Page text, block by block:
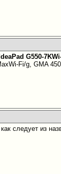
G550-
Fi/g, GMA
следует из